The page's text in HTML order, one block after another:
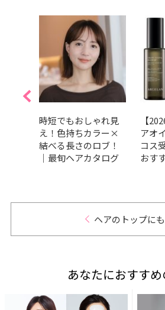
時短でもおしゃれ見
え！色持ちカラー×
結べる長さのロブ！
｜最旬ヘアカタログ
【
アオ
コス
おす
ヘアのトップに
あなたにおすす